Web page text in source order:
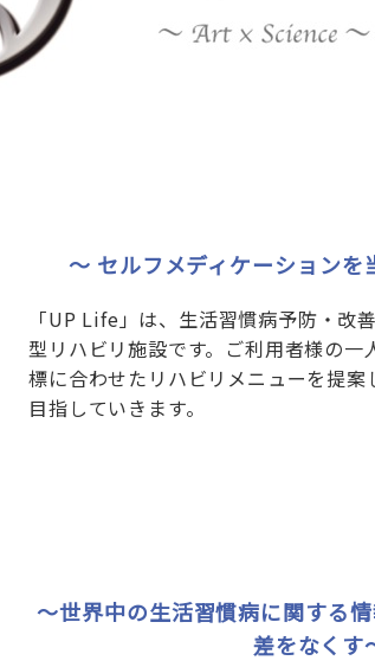
～ セルフメディケーションを
「UP Life」は、生活習慣病予防・改
型リハビリ施設です。ご利用者様の
標に合わせたリハビリメニューを提
目指していきます。
～世界中の生活習慣病に関する
差をなくす